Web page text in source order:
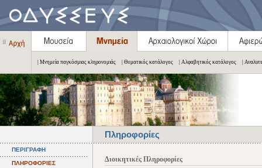
| Μνημεία παγκόσμιας κληρονομιάς | Θεματικός κατάλογος | Αλφαβητικός κατάλογος |
Πληροφορίες
ΠΕΡΙΓΡΑΦΗ
ΠΛΗΡΟΦΟΡΙΕΣ Διοικητικές Πληροφορίες